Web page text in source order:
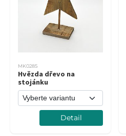
MK0285
Hvězda dřevo na
stojánku
Detail